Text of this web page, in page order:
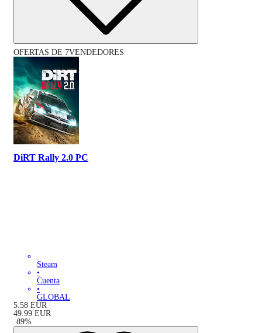
OFERTAS DE 7VENDEDORES
DiRT Rally 2.0 PC
Steam
•
Cuenta
•
GLOBAL
5.58 EUR
49.99 EUR
-89%